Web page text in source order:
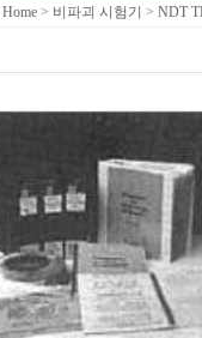
Home > 비파괴 시험기 > NDT